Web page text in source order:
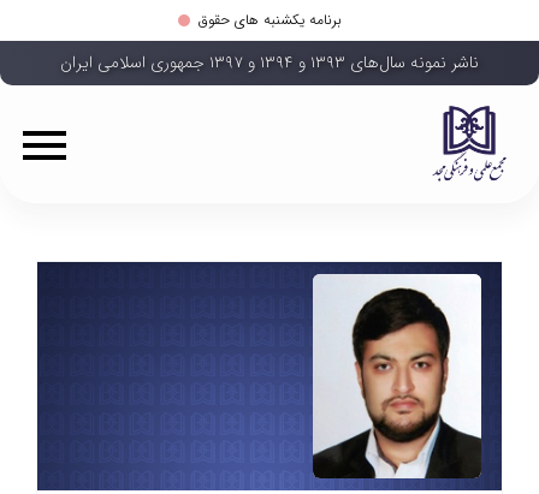
برنامه یکشنبه های حقوق
ناشر نمونه سال‌های ۱۳۹۳ و ۱۳۹۴ و ۱۳۹۷ جمهوری اسلامی ایران